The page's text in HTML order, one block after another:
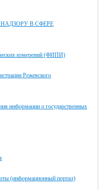
В СФЕРЕ
измерений (ФИПИ)
Режевского
информации о государственных
(информационный портал)